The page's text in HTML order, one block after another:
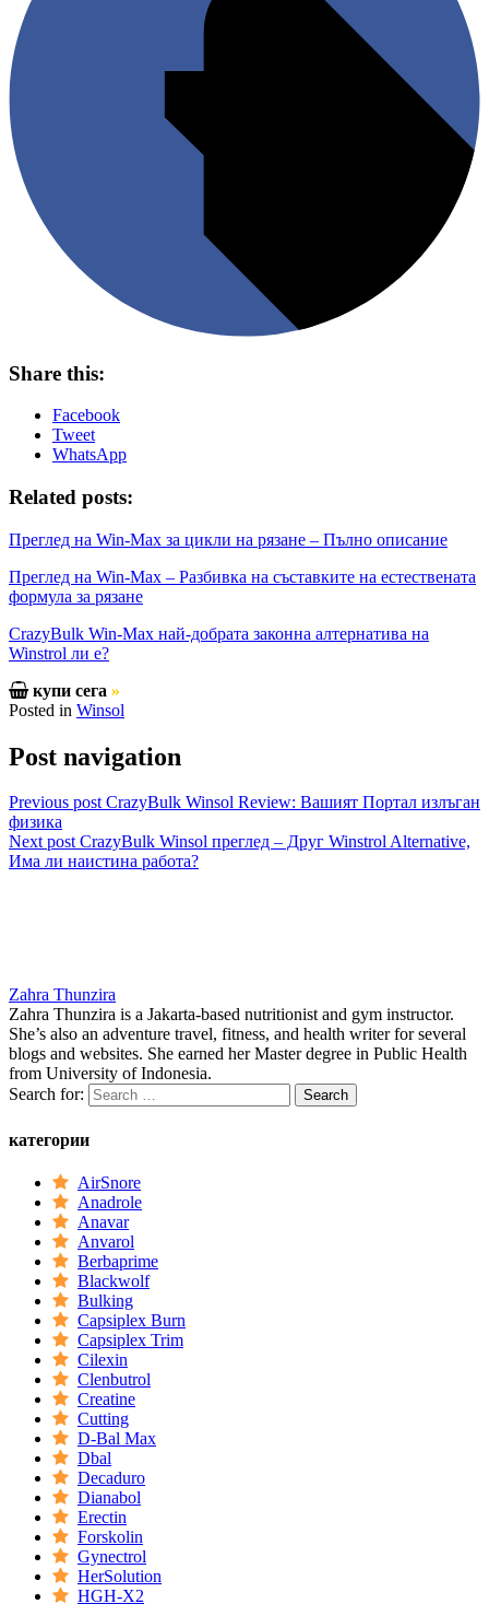
Share this:
Facebook
Tweet
WhatsApp
Related posts:
Преглед на Win-Max за цикли на рязане – Пълно описание
Преглед на Win-Max – Разбивка на съставките на естествената
формула за рязане
CrazyBulk Win-Max най-добрата законна алтернатива на
Winstrol ли е?
купи сега »
Posted in Winsol
Post navigation
Previous postCrazyBulk Winsol Review: Вашият Портал излъган
физика
Next postCrazyBulk Winsol преглед – Друг Winstrol Alternative,
Има ли наистина работа?
Zahra Thunzira
Zahra Thunzira is a Jakarta-based nutritionist and gym instructor.
She’s also an adventure travel, fitness, and health writer for several
blogs and websites. She earned her Master degree in Public Health
from University of Indonesia.
Search for:
категории
AirSnore
Anadrole
Anavar
Anvarol
Berbaprime
Blackwolf
Bulking
Capsiplex Burn
Capsiplex Trim
Cilexin
Clenbutrol
Creatine
Cutting
D-Bal Max
Dbal
Decaduro
Dianabol
Erectin
Forskolin
Gynectrol
HerSolution
HGH-X2